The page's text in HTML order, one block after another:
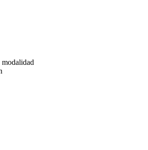
modalidad